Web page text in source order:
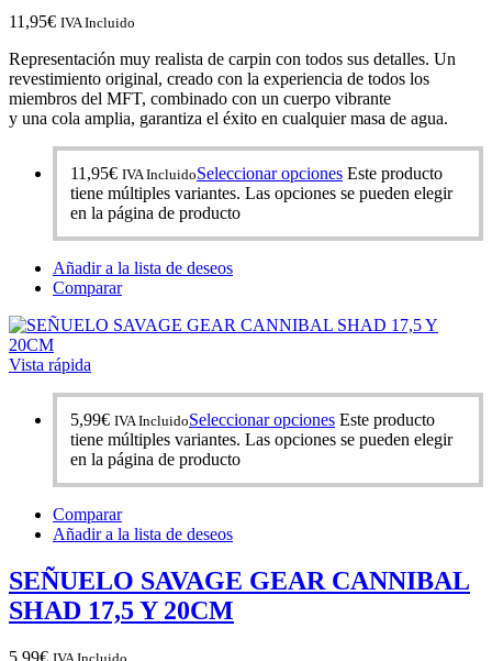
11,95€ IVA Incluido
Representación muy realista de carpin con todos sus detalles. Un
revestimiento original, creado con la experiencia de todos los
miembros del MFT, combinado con un cuerpo vibrante
y una cola amplia, garantiza el éxito en cualquier masa de agua.
11,95€ IVA IncluidoSeleccionar opciones Este producto
tiene múltiples variantes. Las opciones se pueden elegir
en la página de producto
Añadir a la lista de deseos
Comparar
Vista rápida
5,99€ IVA IncluidoSeleccionar opciones Este producto
tiene múltiples variantes. Las opciones se pueden elegir
en la página de producto
Comparar
Añadir a la lista de deseos
SEÑUELO SAVAGE GEAR CANNIBAL
SHAD 17,5 Y 20CM
5,99€